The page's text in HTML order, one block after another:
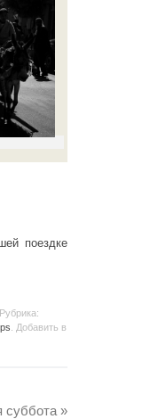
поездке
. Рубрика:
. Добавить в
суббота »